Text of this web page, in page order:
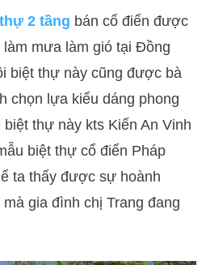
2 tầng bán cổ điển được
mưa làm gió tại Đồng
biệt thự này cũng được bà
chọn lựa kiểu dáng phong
thự này kts Kiến An Vinh
biệt thự cổ điển Pháp
ta thấy được sự hoành
gia đình chị Trang đang